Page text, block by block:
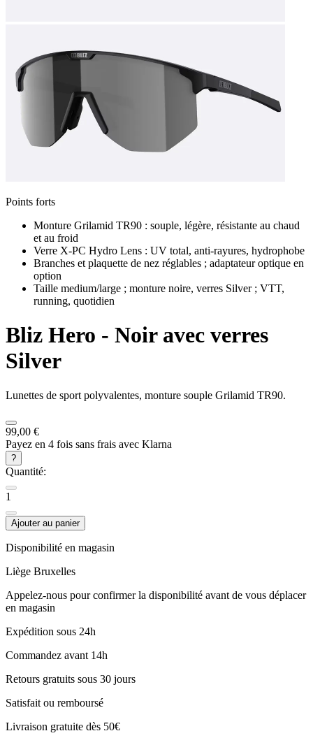
Points forts
Monture Grilamid TR90 : souple, légère, résistante au chaud
et au froid
Verre X-PC Hydro Lens : UV total, anti-rayures, hydrophobe
Branches et plaquette de nez réglables ; adaptateur optique en
option
Taille medium/large ; monture noire, verres Silver ; VTT,
running, quotidien
Bliz Hero - Noir avec verres
Silver
Lunettes de sport polyvalentes, monture souple Grilamid TR90.
99,00 €
Payez en 4 fois sans frais avec Klarna
?
Quantité:
1
Ajouter au panier
Disponibilité en magasin
Liège Bruxelles
Appelez-nous pour confirmer la disponibilité avant de vous déplacer
en magasin
Expédition sous 24h
Commandez avant 14h
Retours gratuits sous 30 jours
Satisfait ou remboursé
Livraison gratuite dès 50€